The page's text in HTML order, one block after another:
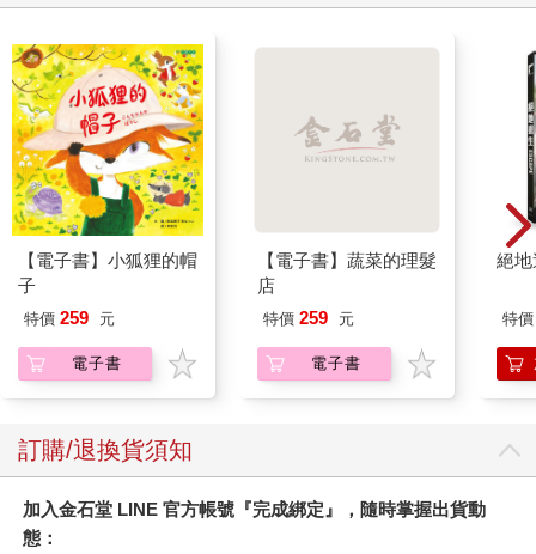
【電子書】小狐狸的帽
子
特價 259 元
電子書
【電子書】蔬菜的理髮
店
特價 259 元
電子書
絕
特價
訂購/退換貨須知
加入金石堂 LINE 官方帳號『完成綁定』，隨時掌握出貨動
態：